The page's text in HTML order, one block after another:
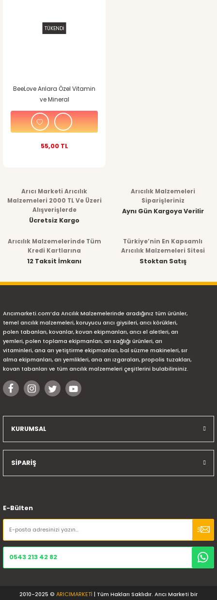
TÜKENDİ
BeeLove Arılara Özel Vitamin
ve Mineral
55,00 TL
Arıcı Marketi Arıcılık
Malzemeleri 2000 TL Ve Üzeri
Alışverişlerde
Ücretsiz Kargo
Arıcılık Malzemeleri
Siparişleriniz
Aynı Gün Kargoya Verilir
Arıcılık Malzemelerinde Tüm
Kredi Kartlarına
12 Taksit İmkanı
Türkiye’nin En Kapsamlı
Arıcılık Malzemeleri Sitesi
Stoktan Satış
Arıcımarketi.com’da Arıcılık Malzemelerinde aradığınız tüm ürünler,
temel arıcılık malzemeleri, koruyucu arıcı giysileri, arıcı körükleri,
polen tabanları, kovanlar, kovan ekipmanları, arıcı el aletleri, arı
yemleri, polen toplama ekipmanları, arı sağlığı ürünleri, arı
vitaminleri, ana arı yetiştirme ekipmanları, bal süzme makineleri, sır
alma ekipmanları, arı yemlikleri, ana arı ızgaraları, propolis tuzakları,
kovan tabanları ve tüm arıcılık malzemeleri çeşitlerini bulabilirsiniz.
KURUMSAL
SİPARİŞ
E-Bülten
0543 213 42 82
2010-2025 © ARICIMARKETİ | Tüm Hakları Saklıdır. Arıcı Marketi bir